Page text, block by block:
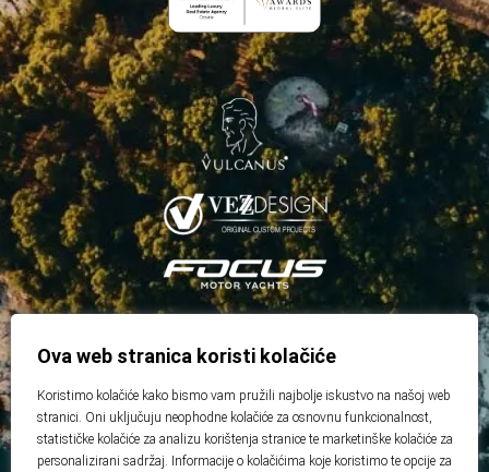
Ova web stranica koristi kolačiće
Koristimo kolačiće kako bismo vam pružili najbolje iskustvo na našoj web
stranici. Oni uključuju neophodne kolačiće za osnovnu funkcionalnost,
statističke kolačiće za analizu korištenja stranice te marketinške kolačiće za
personalizirani sadržaj. Informacije o kolačićima koje koristimo te opcije za